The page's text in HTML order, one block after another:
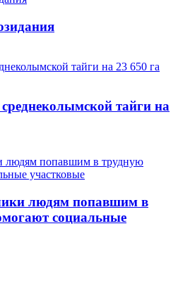
тайги на
людям попавшим в
социальные